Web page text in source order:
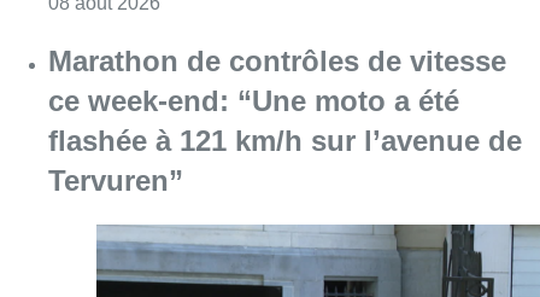
Marathon de contrôles de vitesse
ce week-end: “Une moto a été
flashée à 121 km/h sur l’avenue de
Tervuren”